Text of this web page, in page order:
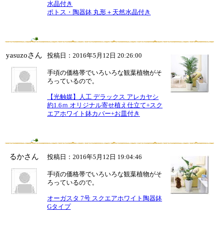
水晶付き
ポトス・陶器鉢 丸形＋天然水晶付き
yasuzoさん 投稿日：2016年5月12日 20:26:00
手頃の価格帯でいろいろな観葉植物がそ
ろっているので。
【光触媒】人工 デラックス アレカヤシ
約1.6ｍ オリジナル寄せ植え仕立て+スク
エアホワイト鉢カバー+お皿付き
るかさん 投稿日：2016年5月12日 19:04:46
手頃の価格帯でいろいろな観葉植物がそ
ろっているので。
オーガスタ 7号 スクエアホワイト陶器鉢
Gタイプ